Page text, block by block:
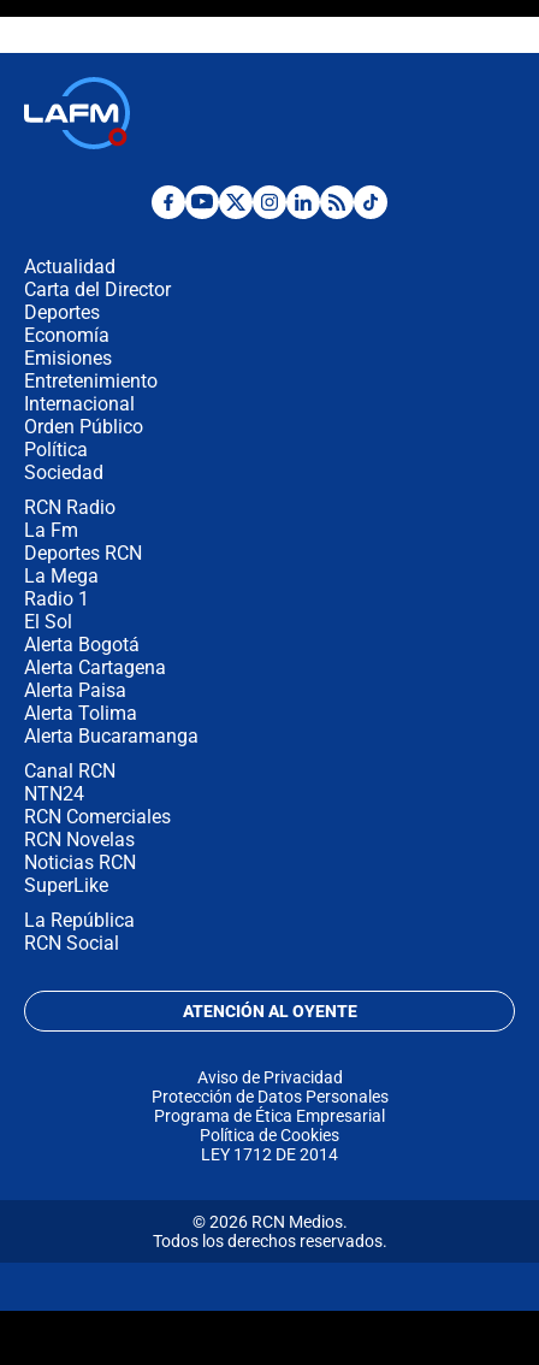
Desde dermatitis hasta infecciones:
Actualidad
Carta del Director
Deportes
Economía
Emisiones
Entretenimiento
Internacional
Orden Público
Política
Sociedad
RCN Radio
La Fm
Deportes RCN
La Mega
Radio 1
El Sol
Alerta Bogotá
Alerta Cartagena
Alerta Paisa
Alerta Tolima
Alerta Bucaramanga
Canal RCN
NTN24
RCN Comerciales
RCN Novelas
Noticias RCN
SuperLike
La República
RCN Social
ATENCIÓN AL OYENTE
Aviso de Privacidad
Protección de Datos Personales
Programa de Ética Empresarial
Política de Cookies
LEY 1712 DE 2014
© 2026 RCN Medios.
Todos los derechos reservados.